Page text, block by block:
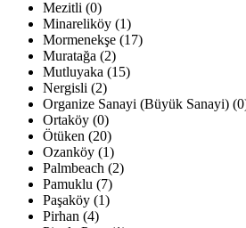
Mezitli (0)
Minareliköy (1)
Mormenekşe (17)
Muratağa (2)
Mutluyaka (15)
Nergisli (2)
Organize Sanayi (Büyük Sanayi)
Ortaköy (0)
Ötüken (20)
Ozanköy (1)
Palmbeach (2)
Pamuklu (7)
Paşaköy (1)
Pirhan (4)